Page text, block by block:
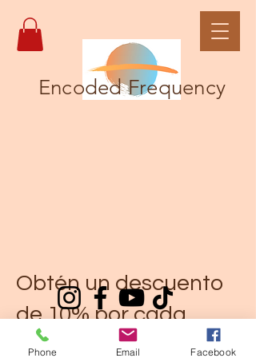
Encoded Frequency
Obtén un descuento
de 10% por cada
amigo que
Phone Email Facebook